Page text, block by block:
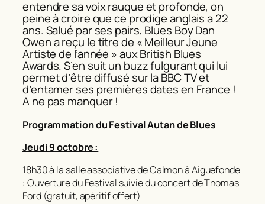
entendre sa voix rauque et profonde, on
peine à croire que ce prodige anglais a 22
ans. Salué par ses pairs, Blues Boy Dan
Owen a reçu le titre de « Meilleur Jeune
Artiste de l’année » aux British Blues
Awards. S’en suit un buzz fulgurant qui lui
permet d’être diffusé sur la BBC TV et
d’entamer ses premières dates en France !
A ne pas manquer !
Programmation du Festival Autan de Blues
Jeudi 9 octobre :
18h30 à la salle associative de Calmon à Aiguefonde
: Ouverture du Festival suivie du concert de Thomas
Ford (gratuit, apéritif offert)